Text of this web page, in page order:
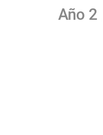
Año 2